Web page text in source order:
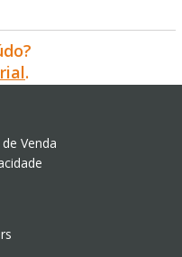
.
Venda